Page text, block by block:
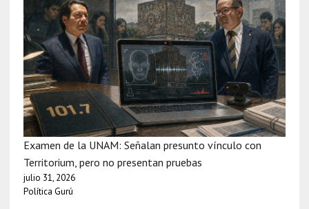
Examen de la UNAM: Señalan presunto vínculo con
Territorium, pero no presentan pruebas
julio 31, 2026
Política Gurú